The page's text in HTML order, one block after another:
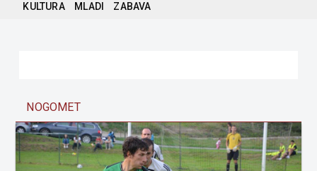
KULTURA MLADI ZABAVA
NOGOMET